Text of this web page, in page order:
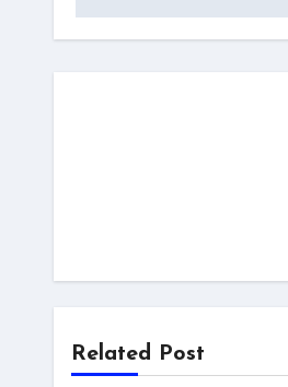
Related Post